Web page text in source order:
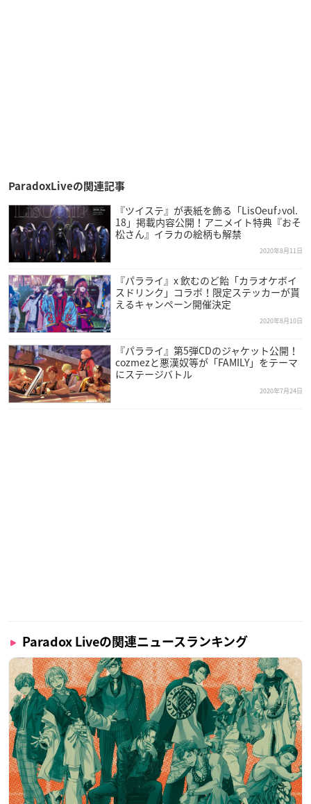
ParadoxLiveの関連記事
『ツイステ』が表紙を飾る「LisOeuf♪vol.
18」掲載内容公開！アニメイト特典『おそ
松さん』イラカの絵柄も解禁
2020年8月11日
『パラライ』x 飲むのど飴「カラオケボイ
スドリンク」コラボ！限定ステッカーが貰
えるキャンペーン開催決定
2020年8月10日
『パラライ』第5弾CDのジャケット公開！
cozmezと悪漢奴等が「FAMILY」をテーマ
にステージバトル
2020年7月24日
Paradox Liveの関連ニュースランキング